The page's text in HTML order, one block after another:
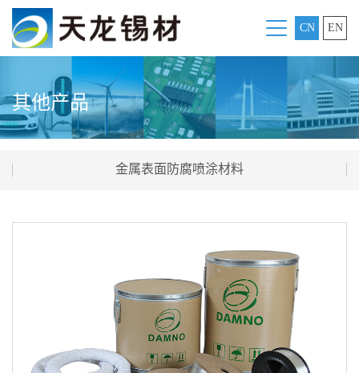
CN EN
其他产品
金属表面防腐喷涂材料